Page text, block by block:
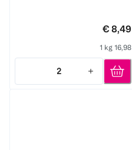
€ 8,49
1 kg 16,98
2
Quantity: 2